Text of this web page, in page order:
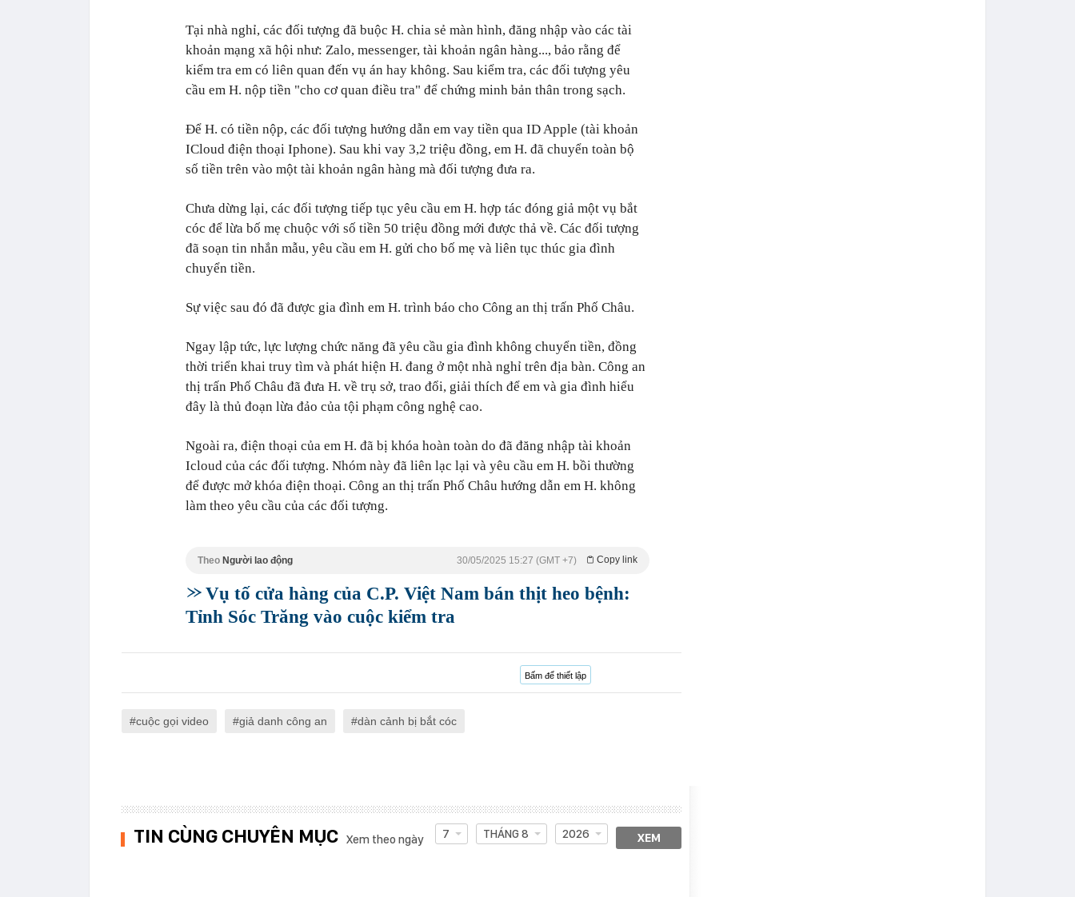
Tại nhà nghỉ, các đối tượng đã buộc H. chia sẻ màn hình, đăng nhập vào các tài
khoản mạng xã hội như: Zalo, messenger, tài khoản ngân hàng..., bảo rằng để
kiểm tra em có liên quan đến vụ án hay không. Sau kiểm tra, các đối tượng yêu
cầu em H. nộp tiền "cho cơ quan điều tra" để chứng minh bản thân trong sạch.
Để H. có tiền nộp, các đối tượng hướng dẫn em vay tiền qua ID Apple (tài khoản
ICloud điện thoại Iphone). Sau khi vay 3,2 triệu đồng, em H. đã chuyển toàn bộ
số tiền trên vào một tài khoản ngân hàng mà đối tượng đưa ra.
Chưa dừng lại, các đối tượng tiếp tục yêu cầu em H. hợp tác đóng giả một vụ bắt
cóc để lừa bố mẹ chuộc với số tiền 50 triệu đồng mới được thả về. Các đối tượng
đã soạn tin nhắn mẫu, yêu cầu em H. gửi cho bố mẹ và liên tục thúc gia đình
chuyển tiền.
Sự việc sau đó đã được gia đình em H. trình báo cho Công an thị trấn Phố Châu.
Ngay lập tức, lực lượng chức năng đã yêu cầu gia đình không chuyển tiền, đồng
thời triển khai truy tìm và phát hiện H. đang ở một nhà nghỉ trên địa bàn. Công an
thị trấn Phố Châu đã đưa H. về trụ sở, trao đổi, giải thích để em và gia đình hiểu
đây là thủ đoạn lừa đảo của tội phạm công nghệ cao.
Ngoài ra, điện thoại của em H. đã bị khóa hoàn toàn do đã đăng nhập tài khoản
Icloud của các đối tượng. Nhóm này đã liên lạc lại và yêu cầu em H. bồi thường
để được mở khóa điện thoại. Công an thị trấn Phố Châu hướng dẫn em H. không
làm theo yêu cầu của các đối tượng.
Theo Người lao động Copy link
30/05/2025 15:27 (GMT +7)
Vụ tố cửa hàng của C.P. Việt Nam bán thịt heo bệnh:
Tỉnh Sóc Trăng vào cuộc kiểm tra
Bấm để thiết lập
cuộc gọi video giả danh công an dàn cảnh bị bắt cóc
TIN CÙNG CHUYÊN MỤC Xem theo ngày 7 THÁNG 8 2026 XEM